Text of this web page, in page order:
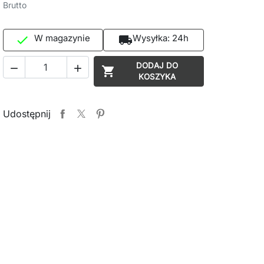
Brutto
 W magazynie local_shippingWysyłka: 24h
  
DODAJ DO
KOSZYKA
Udostępnij